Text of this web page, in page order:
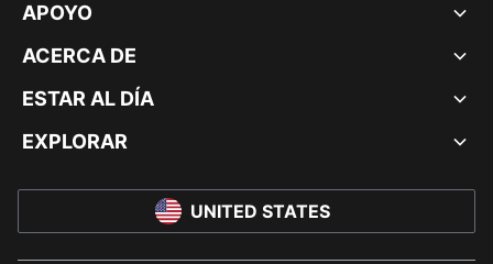
APOYO
ACERCA DE
ESTAR AL DÍA
EXPLORAR
UNITED STATES